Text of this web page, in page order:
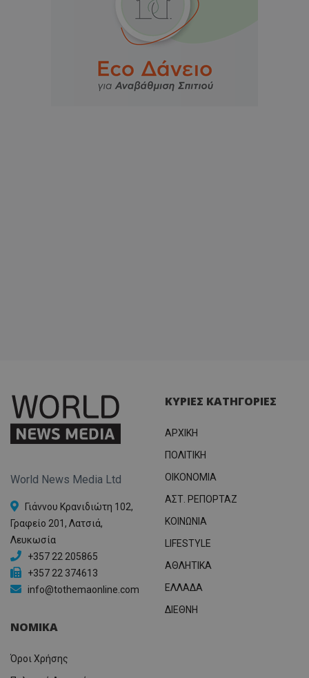
World News Media Ltd
Γιάννου Κρανιδιώτη 102,
Γραφείο 201, Λατσιά,
Λευκωσία
+357 22 205865
+357 22 374613
info@tothemaonline.com
ΚΥΡΙΕΣ ΚΑΤΗΓΟΡΙΕΣ
ΑΡΧΙΚΗ
ΠΟΛΙΤΙΚΗ
OIKONOMIA
ΑΣΤ. ΡΕΠΟΡΤΑΖ
ΚΟΙΝΩΝΙΑ
LIFESTYLE
ΑΘΛΗΤΙΚΑ
ΕΛΛΑΔΑ
ΔΙΕΘΝΗ
ΝΟΜΙΚΑ
Όροι Χρήσης